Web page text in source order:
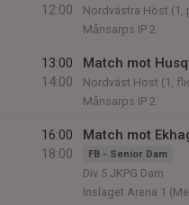
12:00
Nordvästra Höst (1,
Månsarps IP 2
13:00
14:00
Match mot
Nordväst Höst (1,
Månsarps IP 2
16:00
18:00
Match mot
FB - Senior Dam
Div 5 JKPG Dam
Inslaget Arena 1